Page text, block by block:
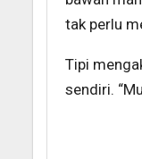
tak perlu
Tipi
sendiri.